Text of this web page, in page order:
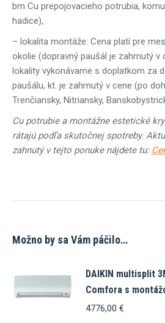
bm Cu prepojovacieho potrubia,
hadice),
– lokalita montáže: Cena platí pre
okolie (dopravný paušál je zahrnutý v
lokality vykonávame s doplatkom za
paušálu, kt. je zahrnutý v cene (po
Trenčiansky, Nitriansky,
Cu potrubie a montážne estetické
rátajú podľa skutočnej spotreby.
zahnutý v tejto ponuke nájdete tu:
Možno by sa Vám páčilo…
DAIKIN multisplit
Comfora s
4776,00 €